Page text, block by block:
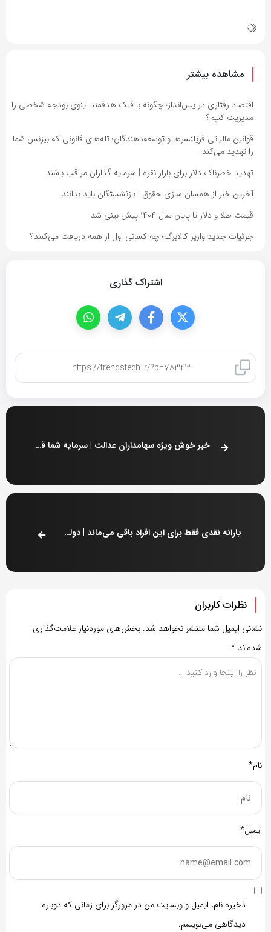
مشاهده بیشتر
اقتصاد رفتاری در پس‌انداز؛ چگونه با قلک هدفمند اینوی بودجه شخصی را
مدیریت کنیم؟
قوانین مالیاتی فریلنسرها و توسعه‌دهندگان؛ تله‌های قانونی که بیزنس شما
را تهدید می‌کند
تهدید خطرناک دلار برای بازار نقره | سرمایه گذاران مراقب باشند
آخرین خبر از همسان سازی حقوق | بازنشستگان باید بدانند
قیمت طلا و دلار تا پایان سال ۱۴۰۴ پیش بینی شد
جزئیات جدید واریز کالابرگ؛ چه کسانی اول از همه دریافت می‌کنند؟
اشتراک گذاری
خبر خوش ویژه سهامداران عدالت | سرمایه شما قابل معامله شد
یارانه نقدی فقط برای این افراد باقی می‌ماند | دولت به سیم آخر زد
نظرات کاربران
نشانی ایمیل شما منتشر نخواهد شد. بخش‌های موردنیاز علامت‌گذاری
شده‌اند *
نام*
ایمیل*
ذخیره نام، ایمیل و وبسایت من در مرورگر برای زمانی که دوباره
دیدگاهی می‌نویسم.